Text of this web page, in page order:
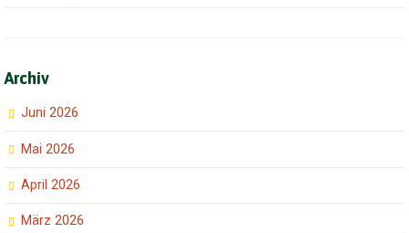
Archiv
Juni 2026
Mai 2026
April 2026
März 2026